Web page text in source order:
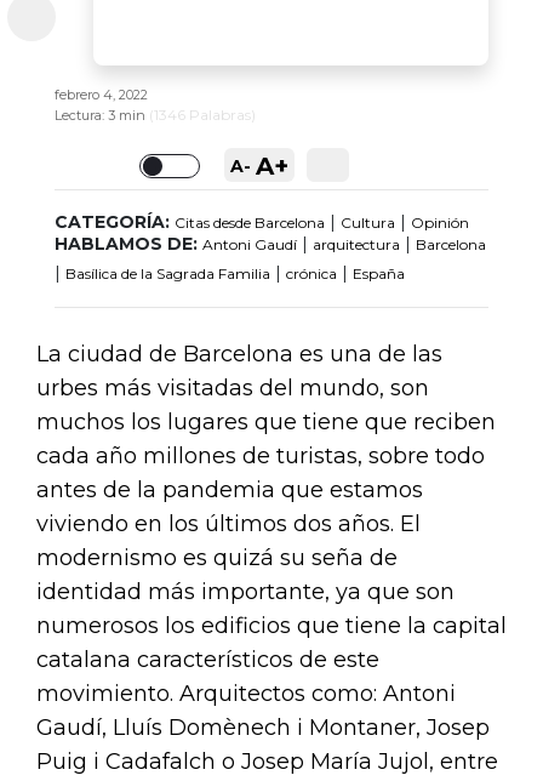
febrero 4, 2022
Lectura: 3 min ( 1346 Palabras)
Toggle
A- A+
CATEGORÍA: Citas desde Barcelona | Cultura | Opinión
HABLAMOS DE: Antoni Gaudí | arquitectura | Barcelona
| Basílica de la Sagrada Familia | crónica | España
La ciudad de Barcelona es una de las
urbes más visitadas del mundo, son
muchos los lugares que tiene que reciben
cada año millones de turistas, sobre todo
antes de la pandemia que estamos
viviendo en los últimos dos años. El
modernismo es quizá su seña de
identidad más importante, ya que son
numerosos los edificios que tiene la capital
catalana característicos de este
movimiento. Arquitectos como: Antoni
Gaudí, Lluís Domènech i Montaner, Josep
Puig i Cadafalch o Josep María Jujol, entre